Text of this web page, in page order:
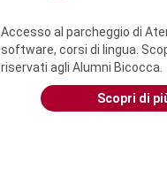
Accesso al parcheggio di
software, corsi di lingua.
riservati agli Alumni Bicocca.
Scopri di